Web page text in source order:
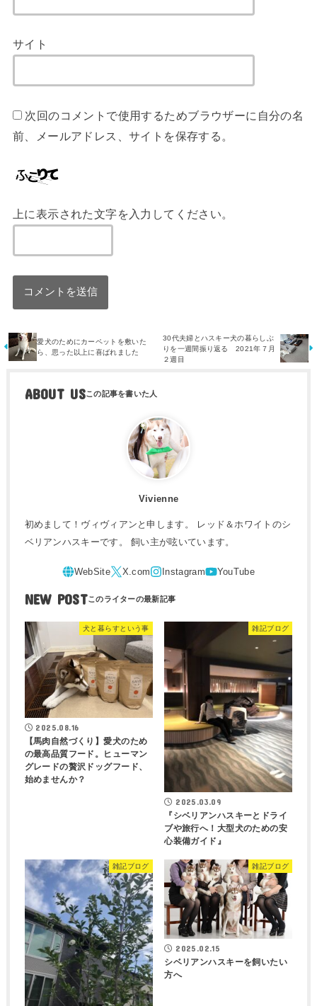
サイト
次回のコメントで使用するためブラウザーに自分の名
前、メールアドレス、サイトを保存する。
上に表示された文字を入力してください。
愛犬のためにカーペットを敷いた
ら、思った以上に喜ばれました
30代夫婦とハスキー犬の暮らしぶ
りを一週間振り返る 2021年７月
２週目
ABOUT US
Vivienne
初めまして！ヴィヴィアンと申します。 レッド＆ホワイトのシ
ベリアンハスキーです。 飼い主が呟いています。
NEW POST
犬と暮らすという事
2025.08.16
【馬肉自然づくり】愛犬のため
の最高品質フード。ヒューマン
グレードの贅沢ドッグフード、
始めませんか？
雑記ブログ
2025.03.09
『シベリアンハスキーとドライ
ブや旅行へ！大型犬のための安
心装備ガイド』
雑記ブログ 雑記ブログ
2025.02.15
シベリアンハスキーを飼いたい
方へ